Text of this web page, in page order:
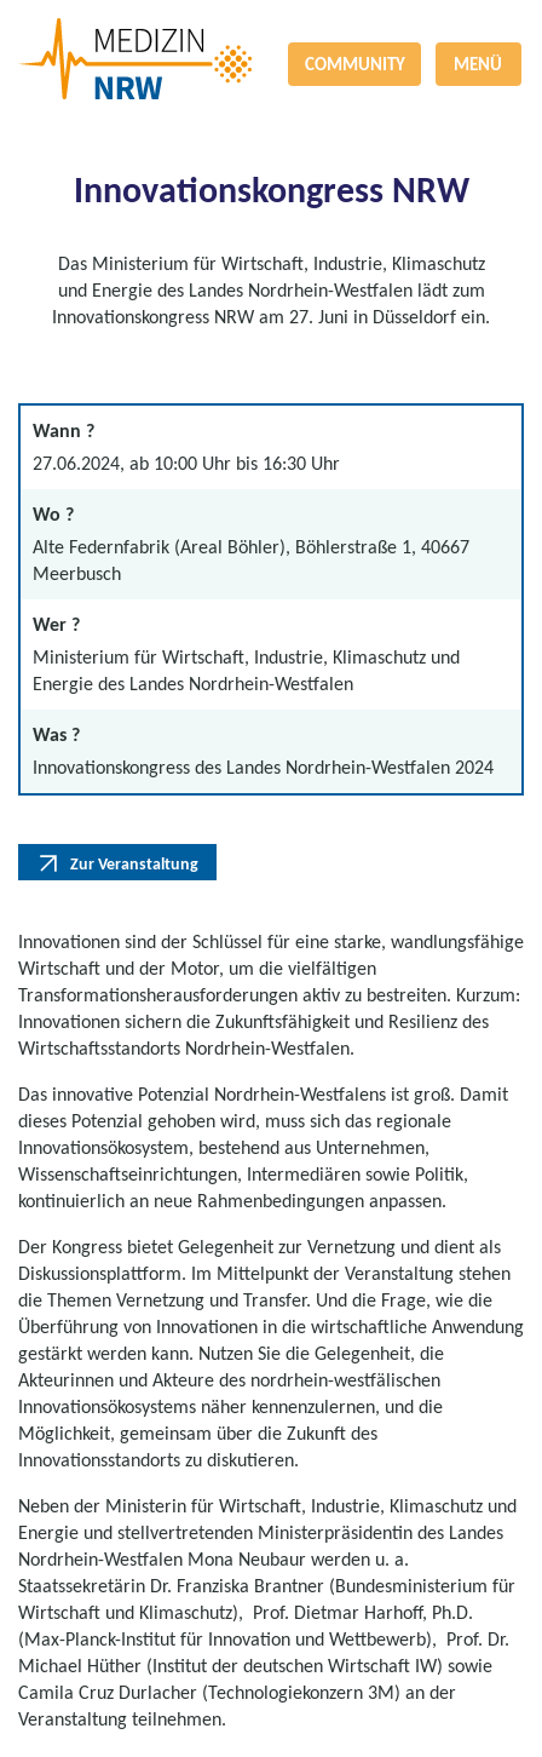
COMMUNITY MENÜ
Innovationskongress NRW
Das Ministerium für Wirtschaft, Industrie, Klimaschutz
und Energie des Landes Nordrhein-Westfalen lädt zum
Innovationskongress NRW am 27. Juni in Düsseldorf ein.
Wann ?
27.06.2024, ab 10:00 Uhr bis 16:30 Uhr
Wo ?
Alte Federnfabrik (Areal Böhler), Böhlerstraße 1, 40667
Meerbusch
Wer ?
Ministerium für Wirtschaft, Industrie, Klimaschutz und
Energie des Landes Nordrhein-Westfalen
Was ?
Innovationskongress des Landes Nordrhein-Westfalen 2024
Zur Veranstaltung
Innovationen sind der Schlüssel für eine starke, wandlungsfähige
Wirtschaft und der Motor, um die vielfältigen
Transformationsherausforderungen aktiv zu bestreiten. Kurzum:
Innovationen sichern die Zukunftsfähigkeit und Resilienz des
Wirtschaftsstandorts Nordrhein-Westfalen.
Das innovative Potenzial Nordrhein-Westfalens ist groß. Damit
dieses Potenzial gehoben wird, muss sich das regionale
Innovationsökosystem, bestehend aus Unternehmen,
Wissenschaftseinrichtungen, Intermediären sowie Politik,
kontinuierlich an neue Rahmenbedingungen anpassen.
Der Kongress bietet Gelegenheit zur Vernetzung und dient als
Diskussionsplattform. Im Mittelpunkt der Veranstaltung stehen
die Themen Vernetzung und Transfer. Und die Frage, wie die
Überführung von Innovationen in die wirtschaftliche Anwendung
gestärkt werden kann. Nutzen Sie die Gelegenheit, die
Akteurinnen und Akteure des nordrhein-westfälischen
Innovationsökosystems näher kennenzulernen, und die
Möglichkeit, gemeinsam über die Zukunft des
Innovationsstandorts zu diskutieren.
Neben der Ministerin für Wirtschaft, Industrie, Klimaschutz und
Energie und stellvertretenden Ministerpräsidentin des Landes
Nordrhein-Westfalen Mona Neubaur werden u. a.
Staatssekretärin Dr. Franziska Brantner (Bundesministerium für
Wirtschaft und Klimaschutz), Prof. Dietmar Harhoff, Ph.D.
(Max-Planck-Institut für Innovation und Wettbewerb), Prof. Dr.
Michael Hüther (Institut der deutschen Wirtschaft IW) sowie
Camila Cruz Durlacher (Technologiekonzern 3M) an der
Veranstaltung teilnehmen.